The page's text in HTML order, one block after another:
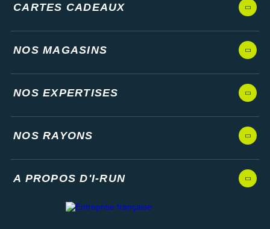
CARTES CADEAUX
NOS MAGASINS
NOS EXPERTISES
NOS RAYONS
A PROPOS D'I-RUN